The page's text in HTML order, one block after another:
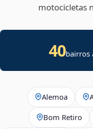
motocicletas
40bairros
Alemoa
Bom Retiro